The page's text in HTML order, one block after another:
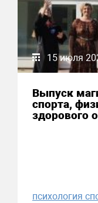
15 июля
Выпуск
спорта,
здорового
психология